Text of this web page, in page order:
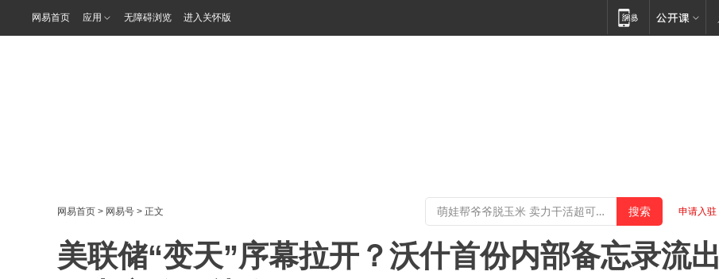
网易首页 应用 无障碍浏览 进入关怀版
网易首页 > 网易号 > 正文 申请入驻
美联储“变天”序幕拉开？沃什首份内部备忘录流出